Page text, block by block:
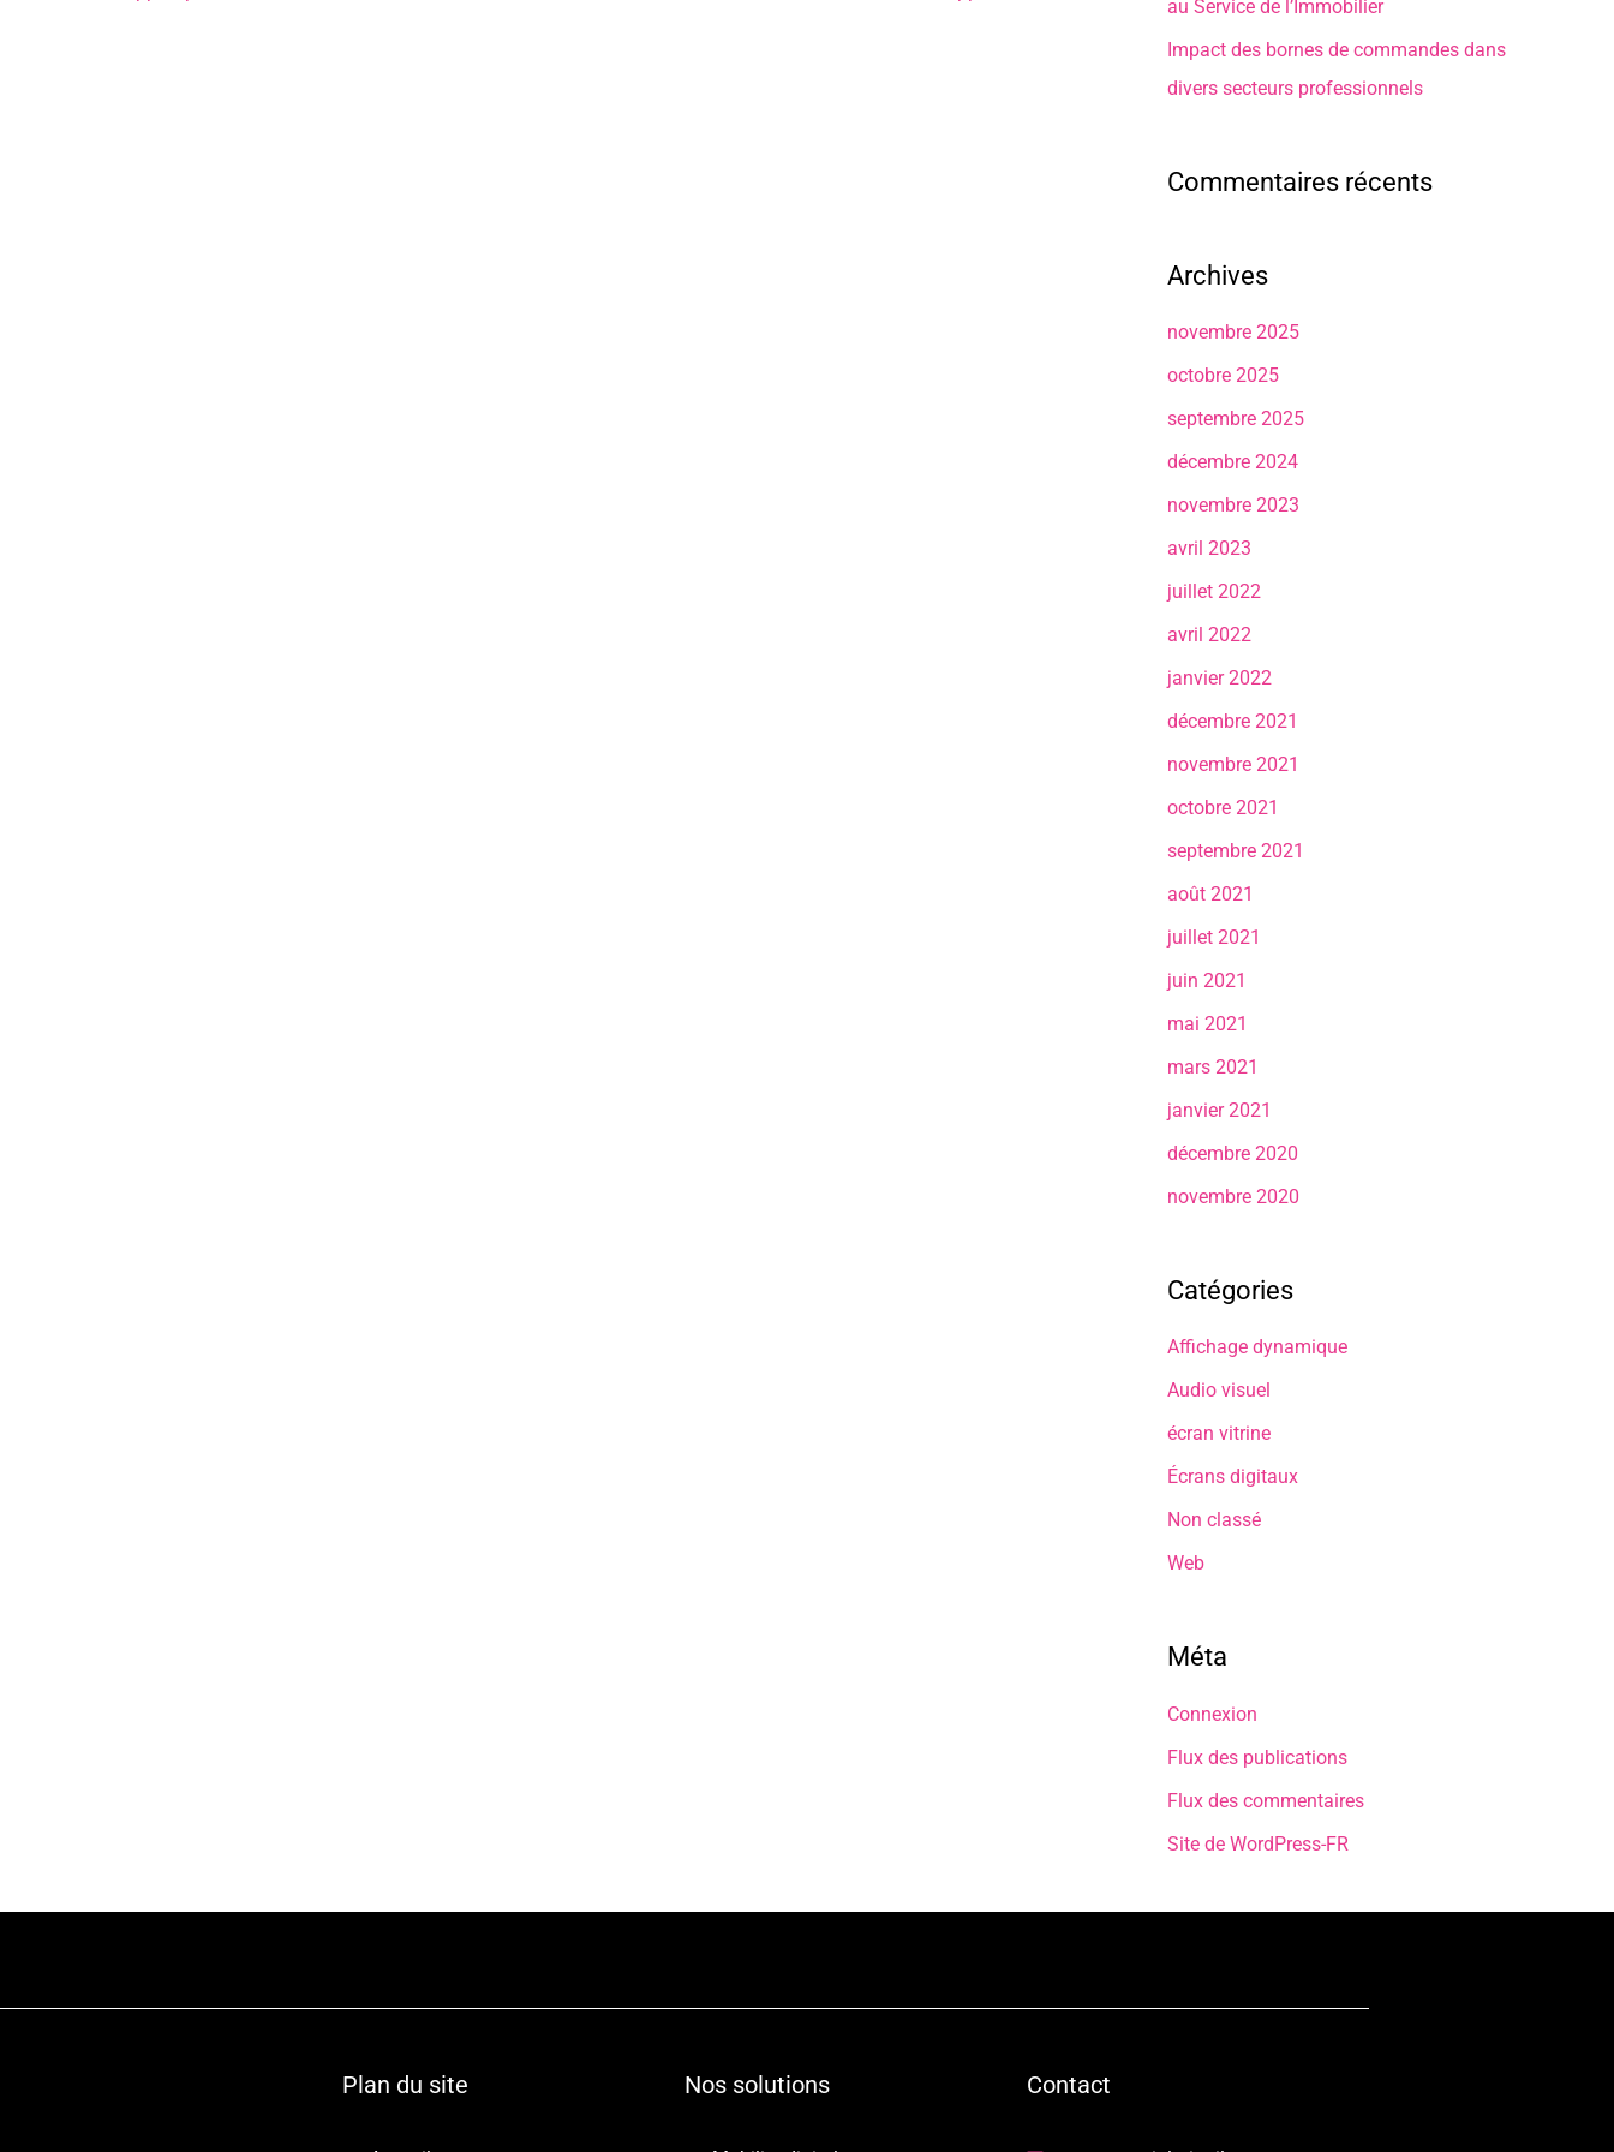
au Service de l’Immobilier
Impact des bornes de commandes dans
divers secteurs professionnels
Commentaires récents
Archives
novembre 2025
octobre 2025
septembre 2025
décembre 2024
novembre 2023
avril 2023
juillet 2022
avril 2022
janvier 2022
décembre 2021
novembre 2021
octobre 2021
septembre 2021
août 2021
juillet 2021
juin 2021
mai 2021
mars 2021
janvier 2021
décembre 2020
novembre 2020
Catégories
Affichage dynamique
Audio visuel
écran vitrine
Écrans digitaux
Non classé
Web
Méta
Connexion
Flux des publications
Flux des commentaires
Site de WordPress-FR
Plan du site Nos solutions Contact